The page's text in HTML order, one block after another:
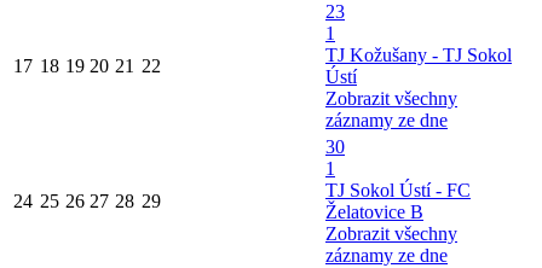
17 18 19 20 21 22
23
1
TJ Kožušany - TJ Sokol
Ústí
Zobrazit všechny
záznamy ze dne
24 25 26 27 28 29
30
1
TJ Sokol Ústí - FC
Želatovice B
Zobrazit všechny
záznamy ze dne